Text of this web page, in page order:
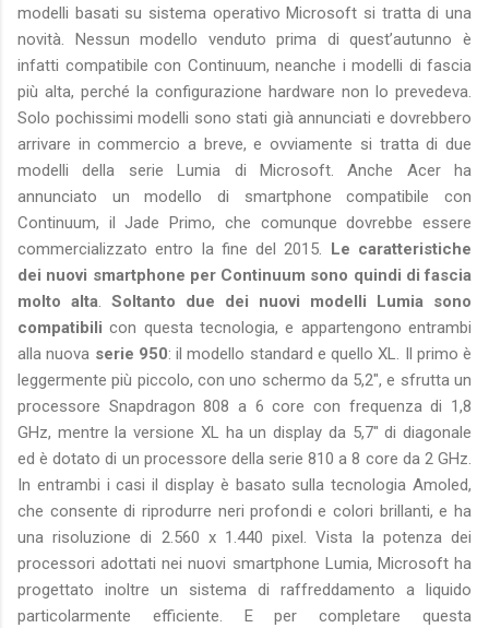
modelli basati su sistema operativo Microsoft si tratta di una
novità. Nessun modello venduto prima di quest’autunno è
infatti compatibile con Continuum, neanche i modelli di fascia
più alta, perché la configurazione hardware non lo prevedeva.
Solo pochissimi modelli sono stati già annunciati e dovrebbero
arrivare in commercio a breve, e ovviamente si tratta di due
modelli della serie Lumia di Microsoft. Anche Acer ha
annunciato un modello di smartphone compatibile con
Continuum, il Jade Primo, che comunque dovrebbe essere
commercializzato entro la fine del 2015.
Le caratteristiche
dei nuovi smartphone per Continuum sono quindi di fascia
molto alta. Soltanto due dei nuovi modelli Lumia sono
compatibili con questa tecnologia, e appartengono entrambi
alla nuova serie 950: il modello standard e quello XL. Il primo è
leggermente più piccolo, con uno schermo da 5,2", e sfrutta un
processore Snapdragon 808 a 6 core con frequenza di 1,8
GHz, mentre la versione XL ha un display da 5,7" di diagonale
ed è dotato di un processore della serie 810 a 8 core da 2 GHz.
In entrambi i casi il display è basato sulla tecnologia Amoled,
che consente di riprodurre neri profondi e colori brillanti, e ha
una risoluzione di 2.560 x 1.440 pixel. Vista la potenza dei
processori adottati nei nuovi smartphone Lumia, Microsoft ha
progettato inoltre un sistema di raffreddamento a liquido
particolarmente efficiente. E per completare questa